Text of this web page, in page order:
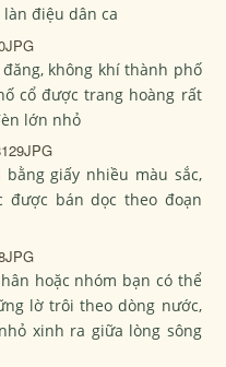
điệu dân ca
không khí thành phố
cổ được trang hoàng rất
lớn nhỏ
giấy nhiều màu sắc,
được bán dọc theo đoạn
hoặc nhóm bạn có thể
lờ trôi theo dòng nước,
xinh ra giữa lòng sông